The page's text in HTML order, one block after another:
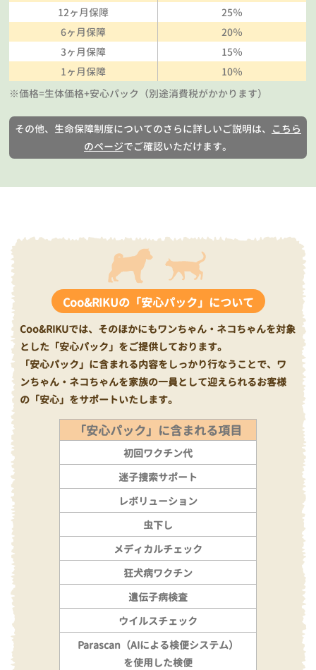
12ヶ月保障
25％
6ヶ月保障
20％
3ヶ月保障
15％
1ヶ月保障
10％
※価格=生体価格+安心パック（別途消費税がかかります）
その他、生命保障制度についてのさらに詳しいご説明は、 こちら
のページでご確認いただけます。
Coo&RIKUの「安心パック」について
Coo&RIKUでは、そのほかにもワンちゃん・ネコちゃんを対象
とした「安心パック」をご提供しております。
「安心パック」に含まれる内容をしっかり行なうことで、ワ
ンちゃん・ネコちゃんを家族の一員として迎えられるお客様
の「安心」をサポートいたします。
「安心パック」に含まれる項目
初回ワクチン代
迷子捜索サポート
レボリューション
虫下し
メディカルチェック
狂犬病ワクチン
遺伝子病検査
ウイルスチェック
Parascan（AIによる検便システム）
を使用した検便